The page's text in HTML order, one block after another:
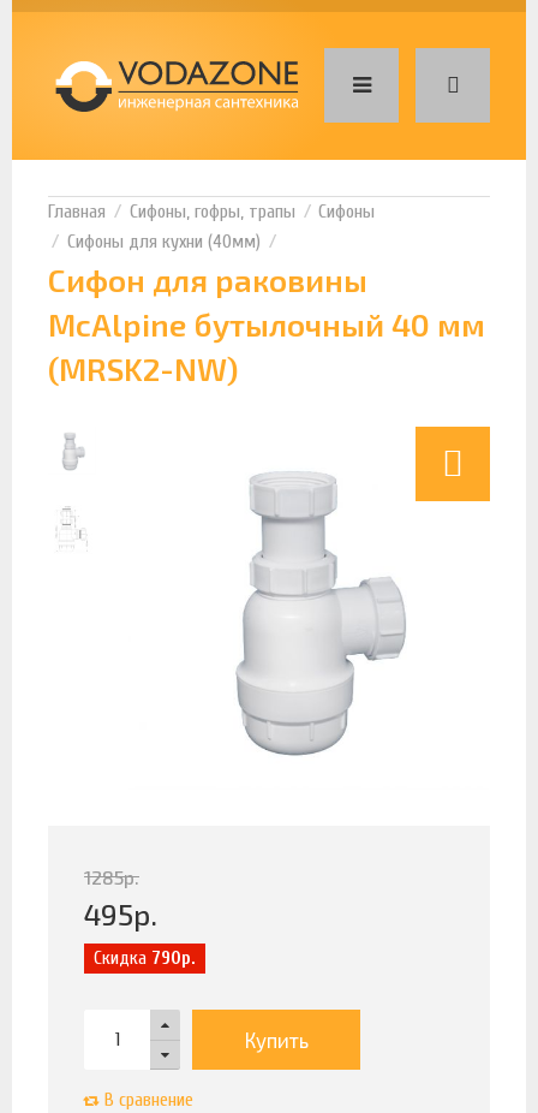
Сифоны, гофры, трапы
Сифоны
Сифоны для кухни (40мм)
Сифон для раковины
McAlpine бутылочный 40 мм
(MRSK2-NW)
1285р.
495р.
Скидка 790р.
Купить
В сравнение